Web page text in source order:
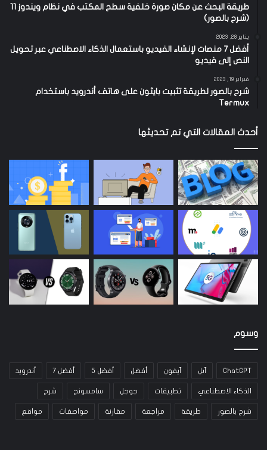
طريقة البحث عن مكان صورة خلفية سطح المكتب في نظام ويندوز 11
(شرح بالصور)
يناير 28, 2023
أفضل 7 منصات لإنشاء الفيديو باستعمال الذكاء الاصطناعي عبر تحويل
النص إلى فيديو
فبراير 19, 2023
شرح بالصور لطريقة تثبيت بايثون على هاتف أندرويد باستخدام
Termux
أحدث المقالات التي تم تحديثها
وسوم
ChatGPT آبل آيفون أفضل أفضل 5 أفضل 7 أندرويد
الذكاء الاصطناعي تطبيقات جوجل سامسونج شرح
شرح بالصور طريقة مراجعة مقارنة مواصفات مواقع